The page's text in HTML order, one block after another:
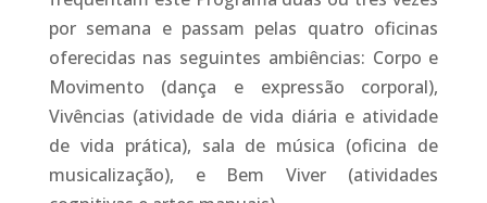
por semana e passam pelas quatro oficinas
oferecidas nas seguintes ambiências: Corpo e
Movimento (dança e expressão corporal),
Vivências (atividade de vida diária e atividade
de vida prática), sala de música (oficina de
musicalização), e Bem Viver (atividades